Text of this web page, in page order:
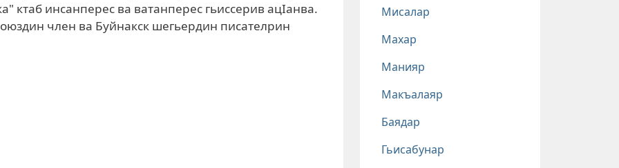
ктаб инсанперес ва ватанперес гьиссерив ацIанва.
член ва Буйнакск шегьердин писателрин
Мисалар
Махар
Манияр
Макъалаяр
Баядар
Гьисабунар